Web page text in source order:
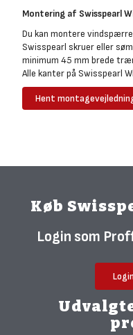
Montering af Swisspearl
Du kan montere
Swisspearl skruer eller
minimum 45 mm brede
Alle kanter på Swisspearl
Hent
Køb
Login som